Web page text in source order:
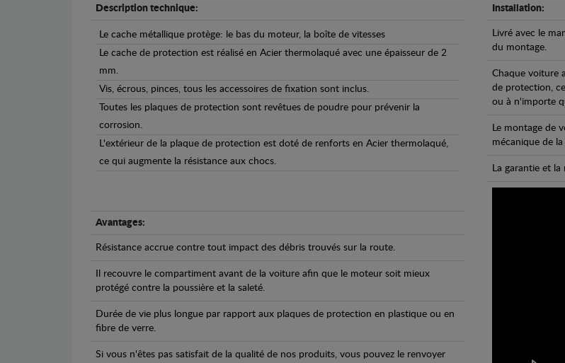
Description technique:
Le cache métallique protège: le bas du moteur, la boîte de vitesses
Le cache de protection est réalisé en Acier thermolaqué avec une épaisseur de 2
mm.
Vis, écrous, pinces, tous les accessoires de fixation sont inclus.
Toutes les plaques de protection sont revêtues de poudre pour prévenir la
corrosion.
L'extérieur de la plaque de protection est doté de renforts en Acier thermolaqué,
ce qui augmente la résistance aux chocs.
Avantages:
Résistance accrue contre tout impact des débris trouvés sur la route.
Il recouvre le compartiment avant de la voiture afin que le moteur soit mieux
protégé contre la poussière et la saleté.
Durée de vie plus longue par rapport aux plaques de protection en plastique ou en
fibre de verre.
Si vous n'êtes pas satisfait de la qualité de nos produits, vous pouvez le renvoyer
Installation:
Livré avec le
du montage.
Chaque voiture
de protection,
ou à n'importe
Le montage de
mécanique de
La garantie et